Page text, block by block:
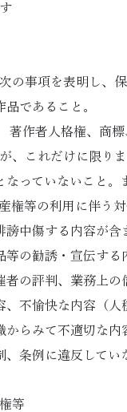
の事項を表明し、
品であること。
著作者人格権、商
、これだけに限り
なっていないこと
権等の利用に伴う
謗中傷する内容が含
等の勧誘・宣伝する
者の評判、業務上
、不愉快な内容（
からみて不適切な内
、条例に違反して
等